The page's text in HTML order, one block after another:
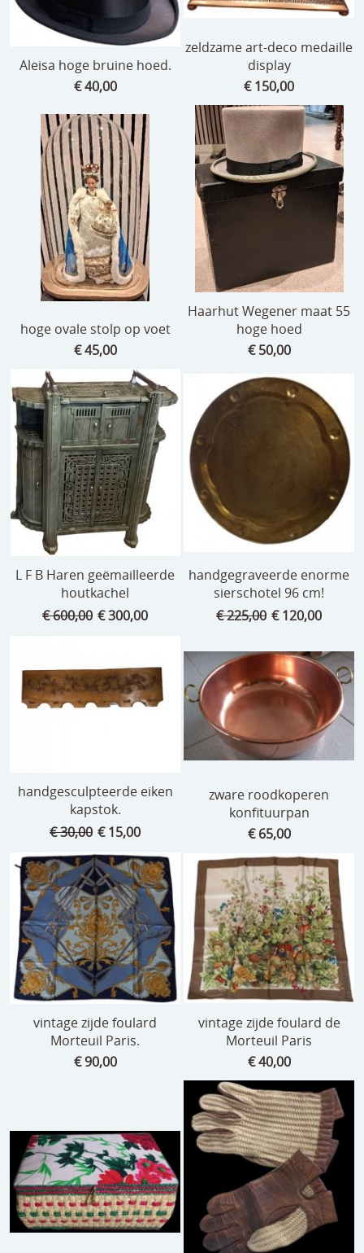
Aleisa hoge bruine hoed.
€ 40,00
zeldzame art-deco medaille
display
€ 150,00
hoge ovale stolp op voet
€ 45,00
Haarhut Wegener maat 55
hoge hoed
€ 50,00
L F B Haren geëmailleerde
houtkachel
€ 600,00 € 300,00
handgegraveerde enorme
sierschotel 96 cm!
€ 225,00 € 120,00
handgesculpteerde eiken
kapstok.
€ 30,00 € 15,00
zware roodkoperen
konfituurpan
€ 65,00
vintage zijde foulard
Morteuil Paris.
€ 90,00
vintage zijde foulard de
Morteuil Paris
€ 40,00